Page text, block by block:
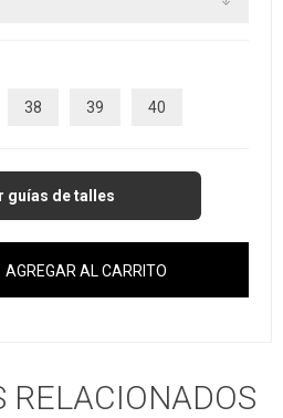
38 39 40
guías de talles
AGREGAR AL CARRITO
RELACIONADOS